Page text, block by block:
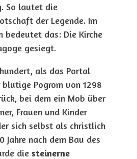
So lautet die
der Legende. Im
bedeutet das: Die Kirche
gesiegt.
als das Portal
Pogrom von 1298
bei dem ein Mob über
Frauen und Kinder
sich selbst als christlich
Jahre nach dem Bau des
die steinerne